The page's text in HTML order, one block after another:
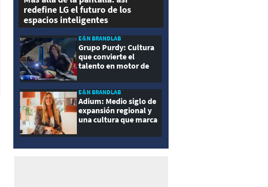
redefine LG el futuro de los
espacios inteligentes
E&N BRANDLAB
Grupo Purdy: Cultura
que convierte el
talento en motor de
E&N BRANDLAB
Adium: Medio siglo de
expansión regional y
una cultura que marca